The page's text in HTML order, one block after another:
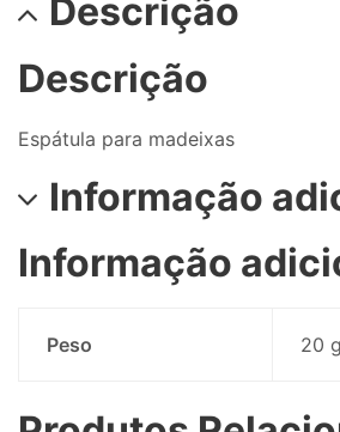
Descrição
Descrição
Espátula para madeixas
Informação
Informação
Peso 20 g